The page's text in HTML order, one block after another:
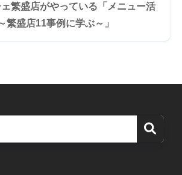
繁盛店がやっている「メニュー活
繁盛店11事例に学ぶ～」